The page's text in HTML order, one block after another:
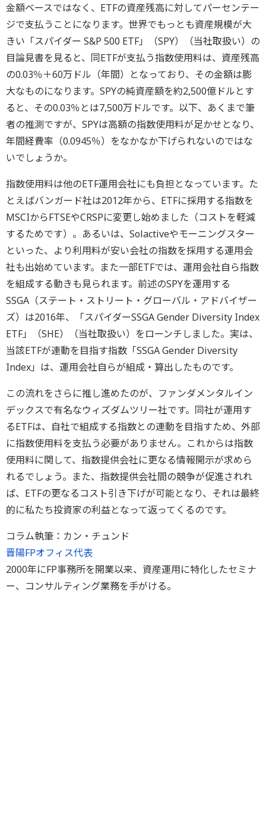
金額ベースではなく、ETFの資産残高に対してパーセンテー
ジで支払うことになります。世界でもっとも資産規模が大
きい「スパイダー S&P 500 ETF」（SPY）（当社取扱い）の
目論見書を見ると、同ETFが支払う指数使用料は、資産残高
の0.03％＋60万ドル（年間）となっており、その金額は膨
大なものになります。SPYの純資産額を約2,500億ドルとす
ると、その0.03％とは7,500万ドルです。以下、あくまで筆
者の推測ですが、SPYは高額の指数使用料が足かせとなり、
年間経費率（0.0945％）をなかなか下げられないのではな
いでしょうか。
指数使用料は他のETF運用会社にも負担となっています。た
とえばバンガード社は2012年から、ETFに採用する指数を
MSCIからFTSEやCRSPに変更し始めました（コストを軽減
するためです）。あるいは、Solactiveやモーニングスター
といった、より利用料が安い会社の指数を採用する運用会
社も出始めています。また一部ETFでは、運用会社自ら指数
を組成する動きも見られます。前述のSPYを運用する
SSGA（ステート・ストリート・グローバル・アドバイザー
ズ）は2016年、「スパイダーSSGA Gender Diversity Index
ETF」（SHE）（当社取扱い）をローンチしました。実は、
当該ETFが連動を目指す指数「SSGA Gender Diversity
Index」は、運用会社自らが組成・算出したものです。
この流れをさらに推し進めたのが、ファンダメンタルイン
デックスで有名なウィズダムツリー社です。同社が運用す
るETFは、自社で組成する指数との連動を目指すため、外部
に指数使用料を支払う必要がありません。これからは指数
使用料に関して、指数提供会社に更なる情報開示が求めら
れるでしょう。また、指数提供会社間の競争が促進されれ
ば、ETFの更なるコスト引き下げが可能となり、それは最終
的に私たち投資家の利益となって返ってくるのです。
コラム執筆：カン・チュンド
晋陽FPオフィス代表
2000年にFP事務所を開業以来、資産運用に特化したセミナ
ー、コンサルティング業務を手がける。